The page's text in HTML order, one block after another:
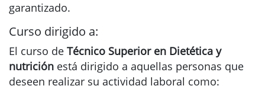
garantizado.
Curso dirigido a:
El curso de Técnico Superior en Dietética y
nutrición está dirigido a aquellas personas que
deseen realizar su actividad laboral como: